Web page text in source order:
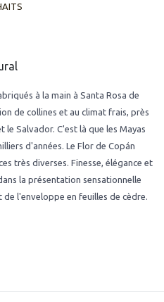
à la main à Santa Rosa de
de collines et au climat frais, près
Salvador. C'est là que les Mayas
d'années. Le Flor de Copán
très diverses. Finesse, élégance et
la présentation sensationnelle
l'enveloppe en feuilles de cèdre.